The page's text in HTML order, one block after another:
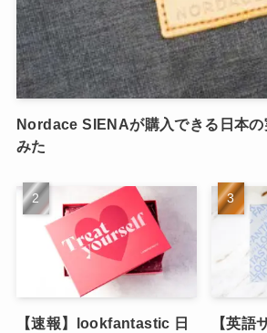
Nordace SIENAが購入できる日本の
みた
【速報】lookfantastic 日
【英語